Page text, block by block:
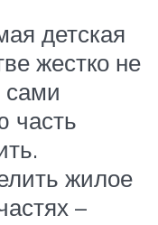
детская
жестко не
сами
часть
жилое
–